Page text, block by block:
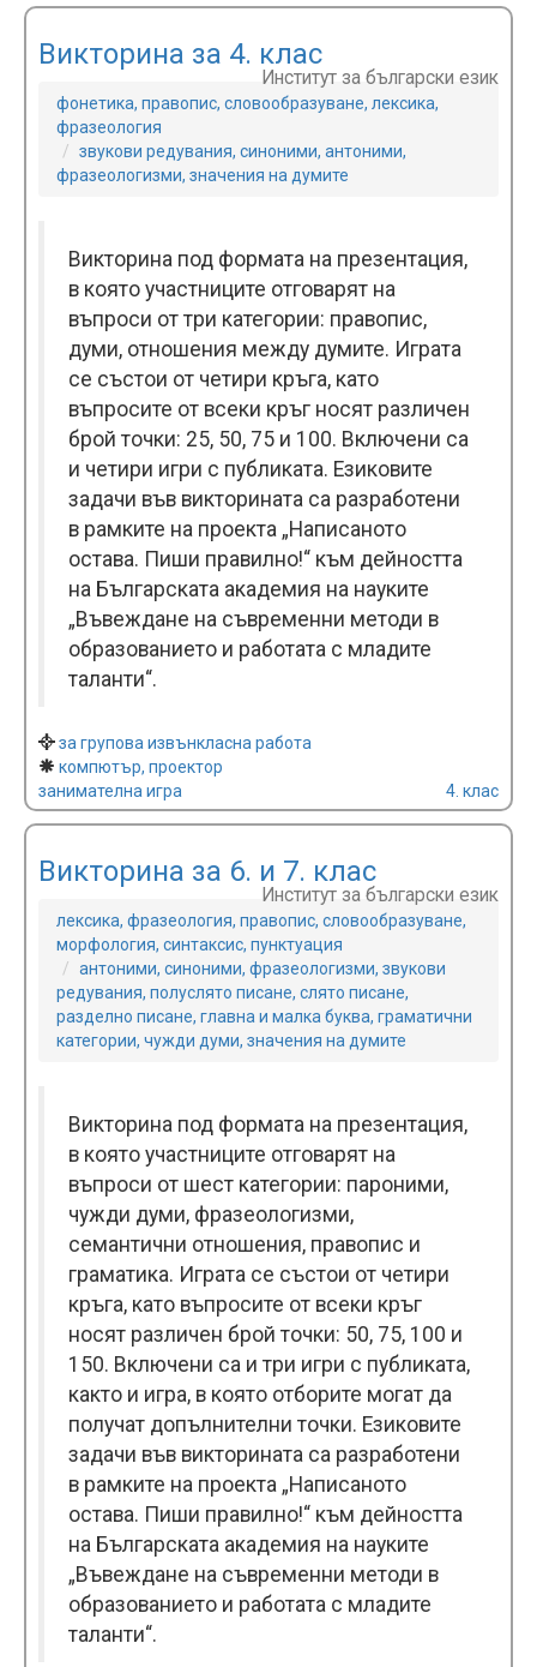
Викторина за 4. клас
Институт за български език
фонетика, правопис, словообразуване, лексика,
фразеология
звукови редувания, синоними, антоними,
фразеологизми, значения на думите
Викторина под формата на презентация,
в която участниците отговарят на
въпроси от три категории: правопис,
думи, отношения между думите. Играта
се състои от четири кръга, като
въпросите от всеки кръг носят различен
брой точки: 25, 50, 75 и 100. Включени са
и четири игри с публиката. Езиковите
задачи във викторината са разработени
в рамките на проекта „Написаното
остава. Пиши правилно!“ към дейността
на Българската академия на науките
„Въвеждане на съвременни методи в
образованието и работата с младите
таланти“.
за групова извънкласна работа
компютър, проектор
занимателна игра
4. клас
Викторина за 6. и 7. клас
Институт за български език
лексика, фразеология, правопис, словообразуване,
морфология, синтаксис, пунктуация
антоними, синоними, фразеологизми, звукови
редувания, полуслято писане, слято писане,
разделно писане, главна и малка буква, граматични
категории, чужди думи, значения на думите
Викторина под формата на презентация,
в която участниците отговарят на
въпроси от шест категории: пароними,
чужди думи, фразеологизми,
семантични отношения, правопис и
граматика. Играта се състои от четири
кръга, като въпросите от всеки кръг
носят различен брой точки: 50, 75, 100 и
150. Включени са и три игри с публиката,
както и игра, в която отборите могат да
получат допълнителни точки. Езиковите
задачи във викторината са разработени
в рамките на проекта „Написаното
остава. Пиши правилно!“ към дейността
на Българската академия на науките
„Въвеждане на съвременни методи в
образованието и работата с младите
таланти“.